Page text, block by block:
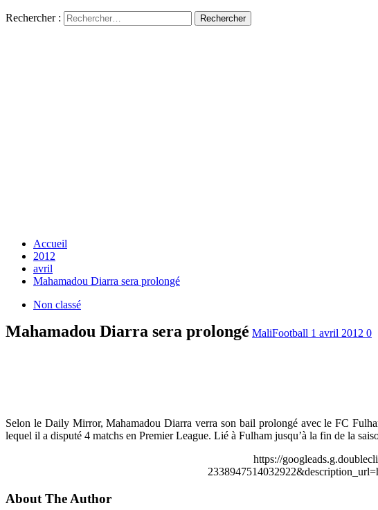
Rechercher :
Accueil
2012
avril
Mahamadou Diarra sera prolongé
Non classé
Mahamadou Diarra sera prolongé MaliFootball 1 avril 2012 0
Selon le Daily Mirror, Mahamadou Diarra verra son bail prolongé avec le FC
lequel il a disputé 4 matchs en Premier League. Lié à Fulham jusqu’à la fin de la
https://
About The Author